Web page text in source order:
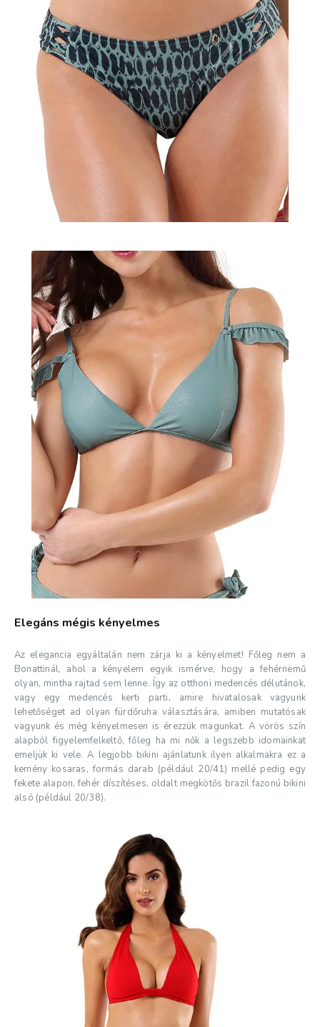
Elegáns mégis kényelmes
Az elegancia egyáltalán nem zárja ki a kényelmet! Főleg nem a
Bonattinál, ahol a kényelem egyik ismérve, hogy a fehérnemű
olyan, mintha rajtad sem lenne. Így az otthoni medencés délutánok,
vagy egy medencés kerti parti, amire hivatalosak vagyunk
lehetőséget ad olyan fürdőruha választására, amiben mutatósak
vagyunk és még kényelmesen is érezzük magunkat. A vörös szín
alapból figyelemfelkeltő, főleg ha mi nők a legszebb idomainkat
emeljük ki vele. A legjobb bikini ajánlatunk ilyen alkalmakra ez a
kemény kosaras, formás darab (például 20/41) mellé pedig egy
fekete alapon, fehér díszítéses, oldalt megkötős brazil fazonú bikini
alsó (például 20/38).